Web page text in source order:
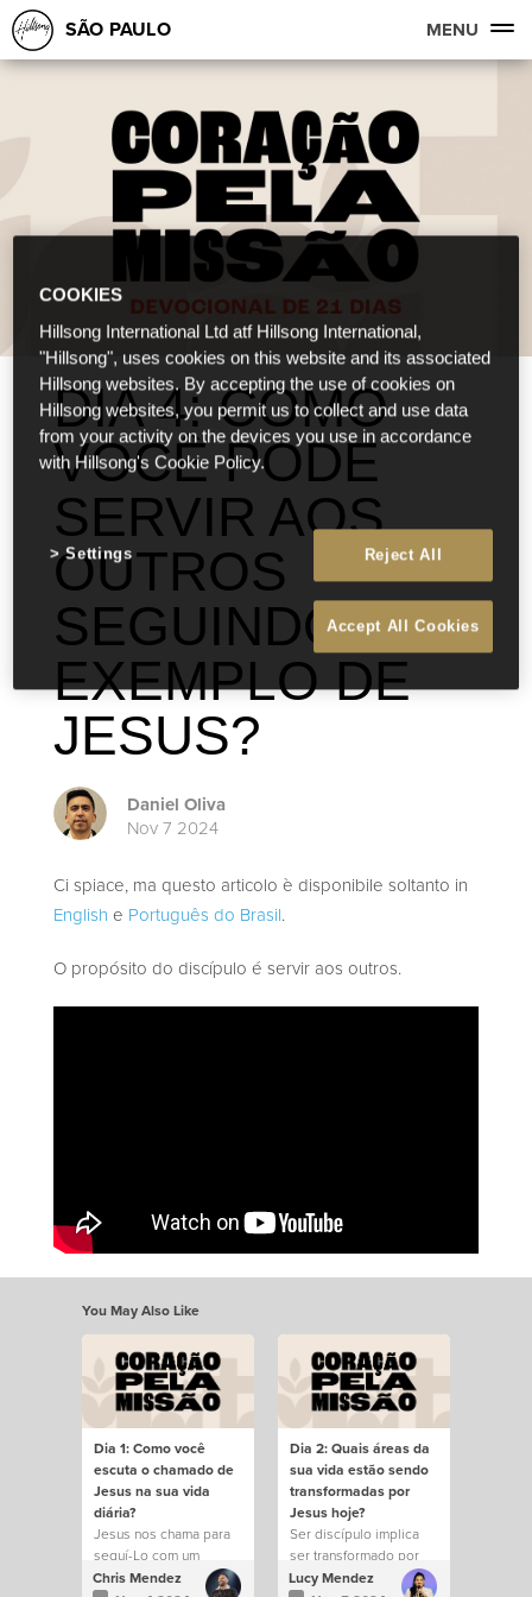
SÃO PAULO MENU
DIA 4: COMO
VOCÊ PODE
SERVIR AOS
OUTROS
SEGUINDO O
EXEMPLO DE
JESUS?
Daniel Oliva
Nov 7 2024
Ci spiace, ma questo articolo è disponibile soltanto in
English e Português do Brasil.
O propósito do discípulo é servir aos outros.
You May Also Like
Dia 1: Como você
escuta o chamado de
Jesus na sua vida
diária?
Jesus nos chama para
seguí-Lo com um
propósito.
Chris Mendez
Dia 2: Quais áreas da
sua vida estão sendo
transformadas por
Jesus hoje?
Ser discípulo implica
ser transformado por
Cristo.
Lucy Mendez
COOKIES
Hillsong International Ltd atf Hillsong International,
"Hillsong", uses cookies on this website and its associated
Hillsong websites. By accepting the use of cookies on
Hillsong websites, you permit us to collect and use data
from your activity on the devices you use in accordance
with Hillsong's Cookie Policy.
Reject All
Accept All Cookies
Settings